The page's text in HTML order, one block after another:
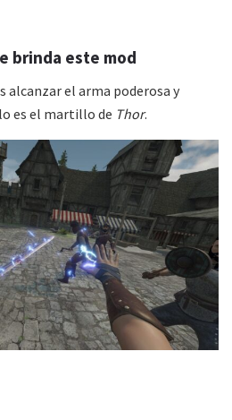
brinda este mod
alcanzar el arma poderosa y
es el martillo de Thor.